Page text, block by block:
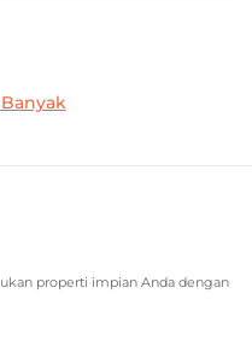
properti impian Anda dengan